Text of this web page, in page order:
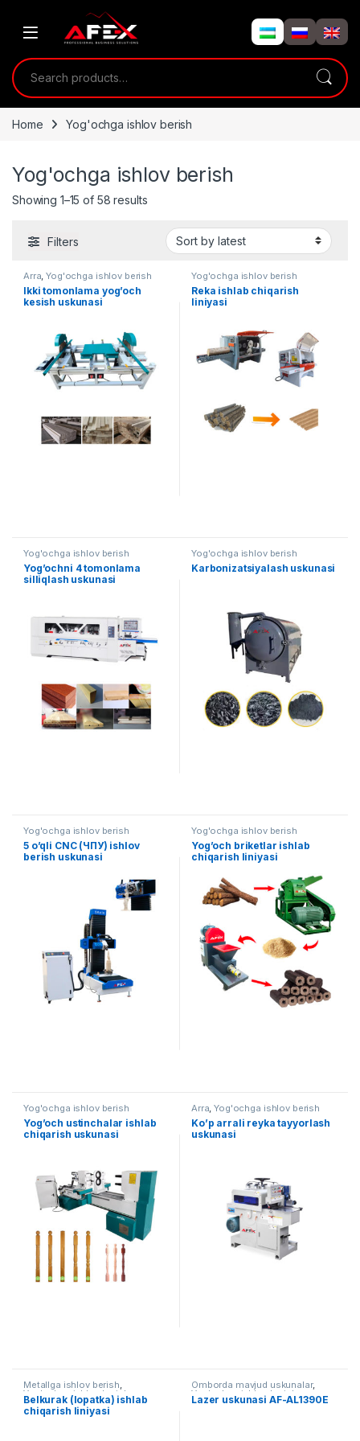
Search for:
Home Yog'ochga ishlov berish
Yog'ochga ishlov berish
Showing 1–15 of 58 results
Filters
Arra,Yog'ochga ishlov berish
Ikki tomonlama yog’och
kesish uskunasi
Yog'ochga ishlov berish
Reka ishlab chiqarish
liniyasi
Yog'ochga ishlov berish
Yog’ochni 4 tomonlama
silliqlash uskunasi
Yog'ochga ishlov berish
Karbonizatsiyalash uskunasi
Yog'ochga ishlov berish
5 o’qli CNC (ЧПУ) ishlov
berish uskunasi
Yog'ochga ishlov berish
Yog’och briketlar ishlab
chiqarish liniyasi
Yog'ochga ishlov berish
Yog’och ustinchalar ishlab
chiqarish uskunasi
Arra ,Yog'ochga ishlov berish
Ko’p arrali reyka tayyorlash
uskunasi
Metallga ishlov berish,
Yog'ochga ishlov berish
Belkurak (lopatka) ishlab
chiqarish liniyasi
Omborda mavjud uskunalar,
Yog'ochga ishlov berish
Lazer uskunasi AF-AL1390E